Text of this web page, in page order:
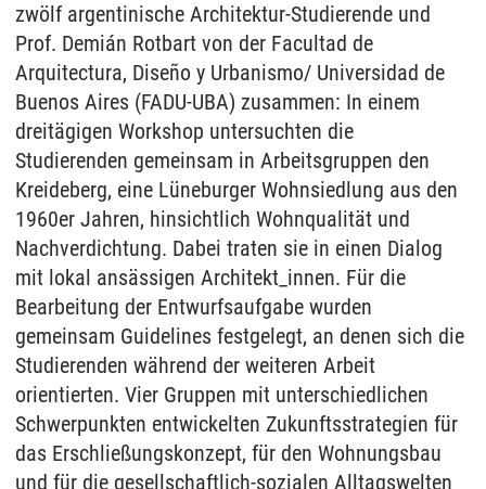
zwölf argentinische Architektur-Studierende und
Prof. Demián Rotbart von der Facultad de
Arquitectura, Diseño y Urbanismo/ Universidad de
Buenos Aires (FADU-UBA) zusammen: In einem
dreitägigen Workshop untersuchten die
Studierenden gemeinsam in Arbeitsgruppen den
Kreideberg, eine Lüneburger Wohnsiedlung aus den
1960er Jahren, hinsichtlich Wohnqualität und
Nachverdichtung. Dabei traten sie in einen Dialog
mit lokal ansässigen Architekt_innen. Für die
Bearbeitung der Entwurfsaufgabe wurden
gemeinsam Guidelines festgelegt, an denen sich die
Studierenden während der weiteren Arbeit
orientierten. Vier Gruppen mit unterschiedlichen
Schwerpunkten entwickelten Zukunftsstrategien für
das Erschließungskonzept, für den Wohnungsbau
und für die gesellschaftlich-sozialen Alltagswelten